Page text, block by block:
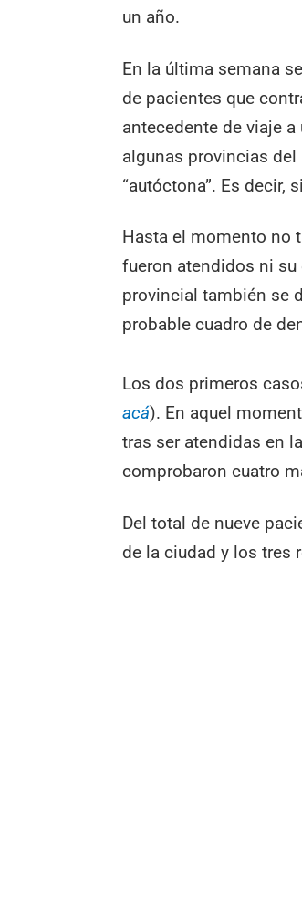
un año.
En la última semana
de pacientes que
antecedente de viaje
algunas provincias
“autóctona”. Es decir,
Hasta el momento no
fueron atendidos ni su
provincial también se
probable cuadro de
Los dos primeros
acá). En aquel
tras ser atendidas en
comprobaron cuatro
Del total de nueve
de la ciudad y los tres